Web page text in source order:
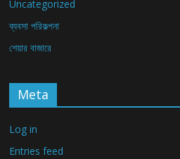
Uncategorized
ব্যবসা পরিকল্পনা
শেয়ার বাজারে
Meta
Log in
Entries feed